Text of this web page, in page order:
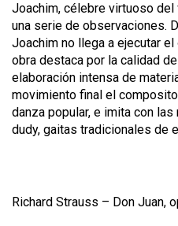
Joachim, célebre virtuoso
una serie de observaciones.
Joachim no llega a ejecutar
obra destaca por la calidad
elaboración intensa de
movimiento final el
danza popular, e imita con
dudy, gaitas tradicionales de
Richard Strauss – Don Juan,